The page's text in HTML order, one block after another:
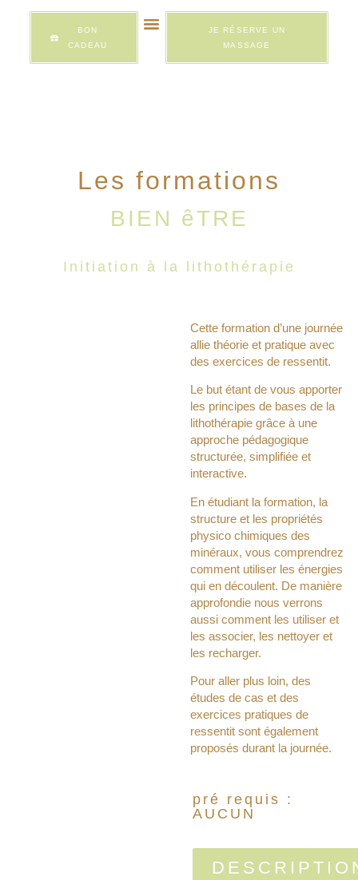
BON
CADEAU
JE RÉSERVE UN
MASSAGE
Les formations
BIEN êTRE
Initiation à la lithothérapie
Cette formation d’une journée
allie théorie et pratique avec
des exercices de ressentit.
Le but étant de vous apporter
les principes de bases de la
lithothérapie grâce à une
approche pédagogique
structurée, simplifiée et
interactive.
En étudiant la formation, la
structure et les propriétés
physico chimiques des
minéraux, vous comprendrez
comment utiliser les énergies
qui en découlent.​ De manière
approfondie nous verrons
aussi comment les utiliser et
les associer, les nettoyer et
les recharger.
Pour aller plus loin, des
études de cas et des
exercices pratiques de
ressentit sont également
proposés durant la journée.
pré requis :
AUCUN